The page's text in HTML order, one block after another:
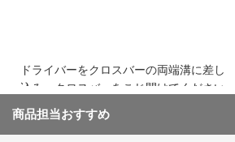
ドライバーをクロスバーの両端溝に差し
込み、クロスバーをこじ開けてください
商品担当おすすめ